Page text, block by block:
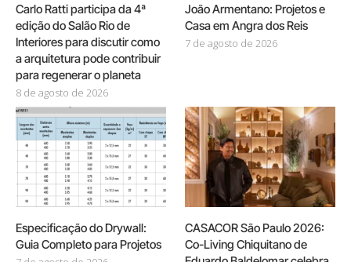
Carlo Ratti participa da 4ª
edição do Salão Rio de
Interiores para discutir como
a arquitetura pode contribuir
para regenerar o planeta
8 de agosto de 2026
João Armentano: Projetos e
Casa em Angra dos Reis
7 de agosto de 2026
Especificação do Drywall:
Guia Completo para Projetos
CASACOR São Paulo 2026:
Co-Living Chiquitano de